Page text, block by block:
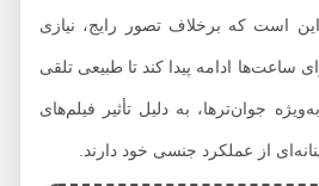
که برخلاف تصور رایج، نیازی
ادامه پیدا کند تا طبیعی تلقی
جوان‌ترها، به دلیل تأثیر فیلم‌های
از عملکرد جنسی خود دارند.